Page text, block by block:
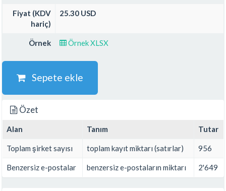
Fiyat (KDV
hariç)
25.30 USD
Örnek Örnek XLSX
Sepete ekle
Özet
Alan Tanım Tutar
Toplam şirket sayısı toplam kayıt miktarı (satırlar) 956
Benzersiz e-postalar benzersiz e-postaların miktarı 2'649